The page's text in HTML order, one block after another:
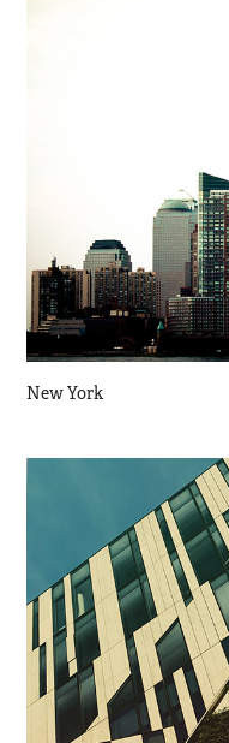
New York